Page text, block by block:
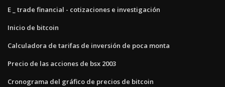
E _ trade financial - cotizaciones e investigación
Inicio de bitcoin
Calculadora de tarifas de inversión de poca monta
Precio de las acciones de bsx 2003
Cronograma del gráfico de precios de bitcoin